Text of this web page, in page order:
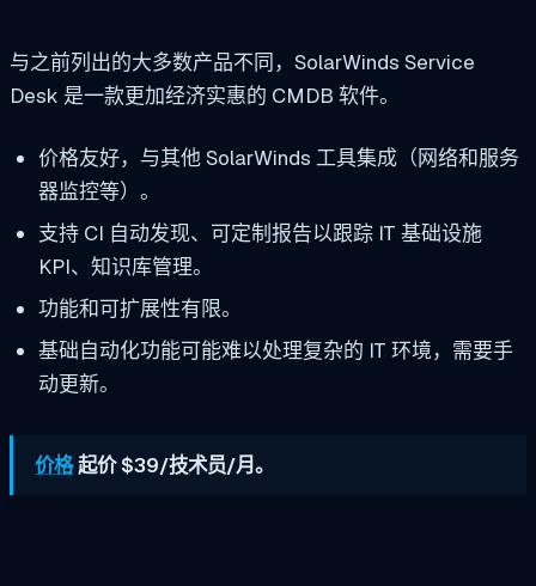
与之前列出的大多数产品不同，SolarWinds Service
Desk 是一款更加经济实惠的 CMDB 软件。
价格友好，与其他 SolarWinds 工具集成（网络和服务
器监控等）。
支持 CI 自动发现、可定制报告以跟踪 IT 基础设施
KPI、知识库管理。
功能和可扩展性有限。
基础自动化功能可能难以处理复杂的 IT 环境，需要手
动更新。
价格起价 $39/技术员/月。